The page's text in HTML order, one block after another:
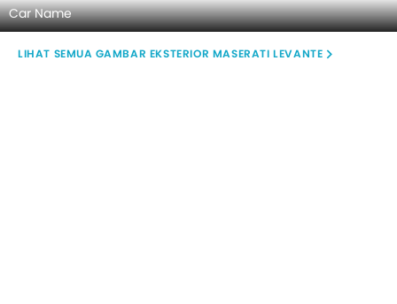
Car Name
GAMBAR EKSTERIOR MASERATI LEVANTE